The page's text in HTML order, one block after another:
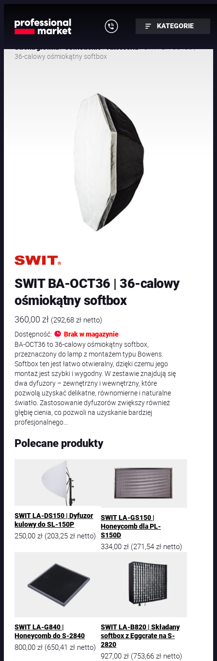
KATEGORIE
/ /
/ SWIT BA-OCT36 |
36-calowy ośmiokątny softbox
SWIT BA-OCT36 | 36-calowy
ośmiokątny softbox
360,00 zł (292,68zł netto)
Dostępność:
Brak w magazynie
BA-OCT36 to 36-calowy ośmiokątny softbox,
przeznaczony do lamp z montażem typu Bowens.
Softbox ten jest łatwo otwieralny, dzięki czemu jego
montaż jest szybki i wygodny. W zestawie znajdują się
dwa dyfuzory – zewnętrzny i wewnętrzny, które
pozwolą uzyskać delikatne, równomierne i naturalne
światło. Zastosowanie dyfuzorów zwiększy również
głębię cienia, co pozwoli na uzyskanie bardziej
profesjonalnego…
Polecane produkty
SWIT LA-DS150 | Dyfuzor
kulowy do SL-150P
250,00zł (203,25zł netto)
SWIT LA-GS150 |
Honeycomb dla PL-
S150D
334,00 zł (271,54 zł netto)
SWIT LA-G840 |
Honeycomb do S-2840
800,00zł (650,41zł netto)
SWIT LA-B820 | Składany
softbox z Eggcrate na S-
2820
927,00 zł (753,66 zł netto)